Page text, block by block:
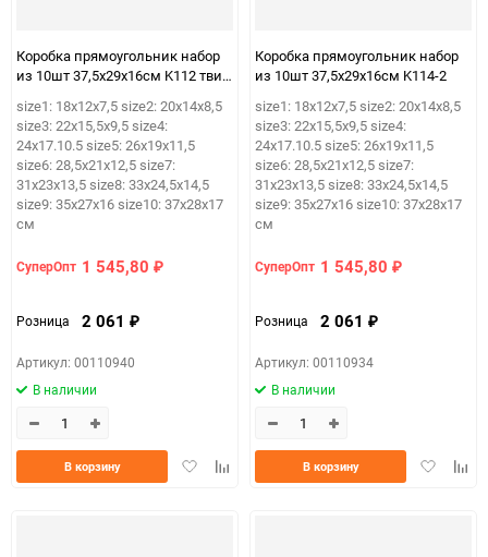
Коробка прямоугольник набор
из 10шт 37,5х29х16см K112 твид
size1: 18х12х7,5 size2: 20х14х8,5
size3: 22х15,5х9,5 size4:
24х17.10.5 size5: 26х19х11,5
size6: 28,5х21х12,5 size7:
31х23х13,5 size8: 33х24,5х14,5
size9: 35х27х16 size10: 37х28х17
см
СуперОпт 1 545,80 ₽
Розница 2 061 ₽
Артикул: 00110940
В наличии
ДобавитьДобавить
В корзину
Коробка прямоугольник набор
из 10шт 37,5х29х16см K114-2
size1: 18х12х7,5 size2: 20х14х8,5
size3: 22х15,5х9,5 size4:
24х17.10.5 size5: 26х19х11,5
size6: 28,5х21х12,5 size7:
31х23х13,5 size8: 33х24,5х14,5
size9: 35х27х16 size10: 37х28х17
см
СуперОпт 1 545,80 ₽
Розница 2 061 ₽
Артикул: 00110934
В наличии
Добавить
В корзину